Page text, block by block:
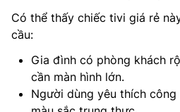
Có thể thấy chiếc tivi giá rẻ
cầu:
Gia đình có phòng khách
cần màn hình lớn.
Người dùng yêu thích công